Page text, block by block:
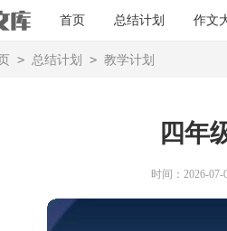
首页 总结计划 作文
> 总结计划 > 教学计划
四年
时间：2026-07-